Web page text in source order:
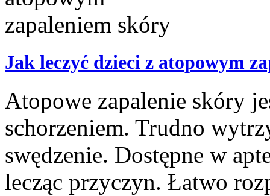
Jak leczyć dzieci z atopowym
Atopowe zapalenie skóry
schorzeniem. Trudno
swędzenie. Dostępne w
lecząc przyczyn. Łatwo